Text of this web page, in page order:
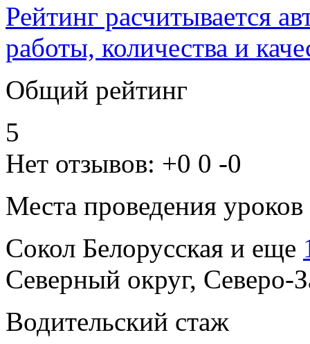
Рейтинг расчитывается
работы, количества и
Общий рейтинг
5
Нет отзывов: +0 0 -0
Места проведения уроков
Сокол Белорусская и еще
Северный округ, Северо-
Водительский стаж